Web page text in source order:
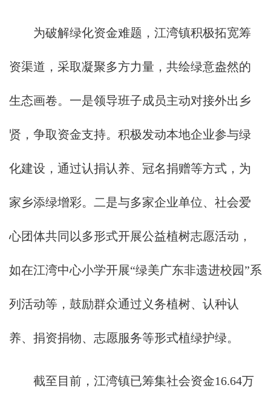
为破解绿化资金难题，江湾镇积极拓宽筹
资渠道，采取凝聚多方力量，共绘绿意盎然的
生态画卷。一是领导班子成员主动对接外出乡
贤，争取资金支持。积极发动本地企业参与绿
化建设，通过认捐认养、冠名捐赠等方式，为
家乡添绿增彩。二是与多家企业单位、社会爱
心团体共同以多形式开展公益植树志愿活动，
如在江湾中心小学开展“绿美广东非遗进校园”系
列活动等，鼓励群众通过义务植树、认种认
养、捐资捐物、志愿服务等形式植绿护绿。
截至目前，江湾镇已筹集社会资金16.64万